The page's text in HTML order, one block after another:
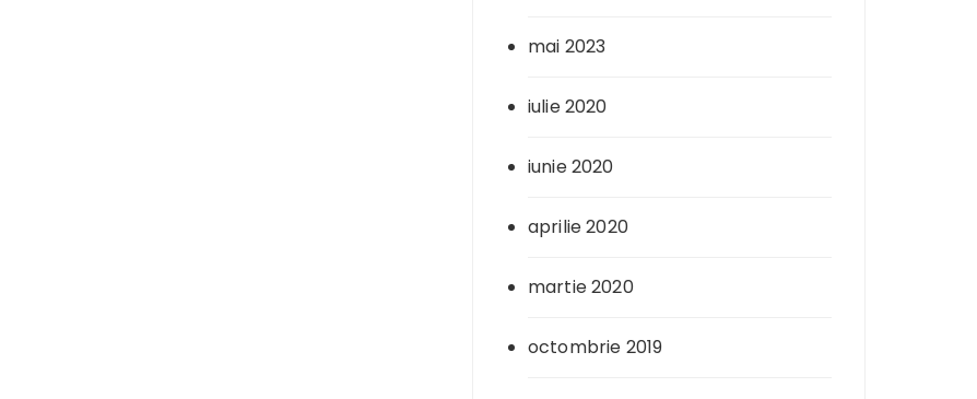
mai 2023
iulie 2020
iunie 2020
aprilie 2020
martie 2020
octombrie 2019